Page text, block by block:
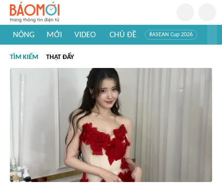
NÓNG MỚI VIDEO CHỦ ĐỀ #ASEAN Cup 2026
#Khám phá thế giới
TÌM KIẾM THẬT ĐẤY